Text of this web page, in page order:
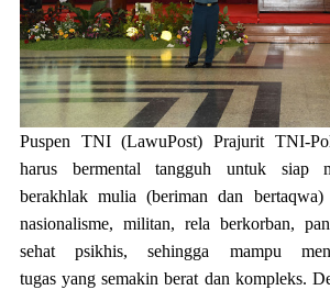
Puspen TNI (LawuPost) Prajurit TNI-
harus bermental tangguh untuk siap
berakhlak mulia (beriman dan
nasionalisme, militan, rela berkorban,
sehat psikhis, sehingga mampu
tugasyang semakin berat dan kompleks.